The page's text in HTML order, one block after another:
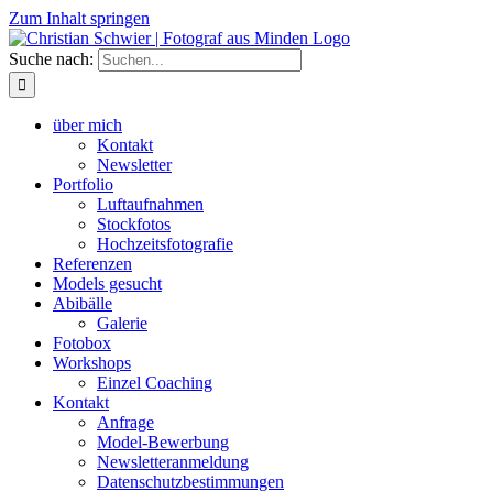
Zum Inhalt springen
Suche nach:
über mich
Kontakt
Newsletter
Portfolio
Luftaufnahmen
Stockfotos
Hochzeitsfotografie
Referenzen
Models gesucht
Abibälle
Galerie
Fotobox
Workshops
Einzel Coaching
Kontakt
Anfrage
Model-Bewerbung
Newsletteranmeldung
Datenschutzbestimmungen